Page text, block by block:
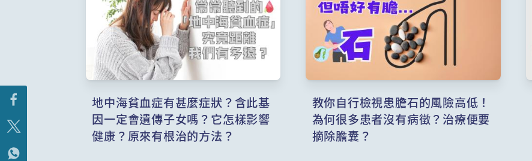
地中海貧血症有甚麼症狀？含此基
因一定會遺傳子女嗎？它怎樣影響
健康？原來有根治的方法？
教你自行檢視患膽石的風險高低！
為何很多患者沒有病徵？治療便要
摘除膽囊？